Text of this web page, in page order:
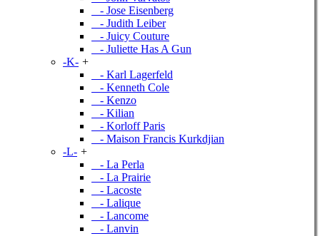
- Jose Eisenberg
- Judith Leiber
- Juicy Couture
- Juliette Has A Gun
-K- +
- Karl Lagerfeld
- Kenneth Cole
- Kenzo
- Kilian
- Korloff Paris
- Maison Francis Kurkdjian
-L- +
- La Perla
- La Prairie
- Lacoste
- Lalique
- Lancome
- Lanvin